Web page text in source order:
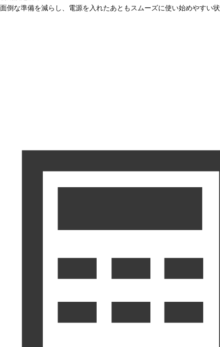
面倒な準備を減らし、電源を入れたあともスムーズに使い始めやすい